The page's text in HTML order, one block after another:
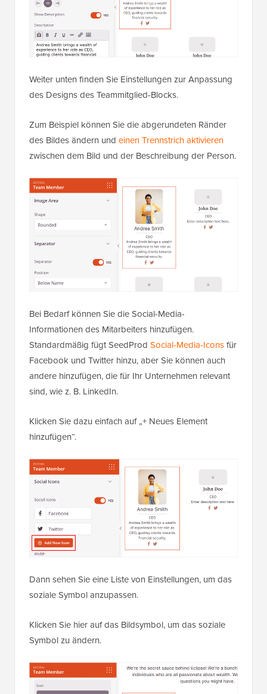
Weiter unten finden Sie Einstellungen zur Anpassung
des Designs des Teammitglied-Blocks.
Zum Beispiel können Sie die abgerundeten Ränder
des Bildes ändern und einen Trennstrich aktivieren
zwischen dem Bild und der Beschreibung der Person.
Bei Bedarf können Sie die Social-Media-
Informationen des Mitarbeiters hinzufügen.
Standardmäßig fügt SeedProd Social-Media-Iconsfür
Facebook und Twitter hinzu, aber Sie können auch
andere hinzufügen, die für Ihr Unternehmen relevant
sind, wie z. B. LinkedIn.
Klicken Sie dazu einfach auf „+ Neues Element
hinzufügen“.
Dann sehen Sie eine Liste von Einstellungen, um das
soziale Symbol anzupassen.
Klicken Sie hier auf das Bildsymbol, um das soziale
Symbol zu ändern.